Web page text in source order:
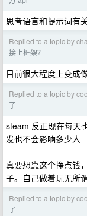
思考语言和提示词有
Replied to a topic by
接上框架？
目前很大程度上变成
Replied to a topic by
了
steam 反正现在每天
发也不会影响多少人
真要想靠这个挣点钱
子。自己做着玩无所
Replied to a topic by
了